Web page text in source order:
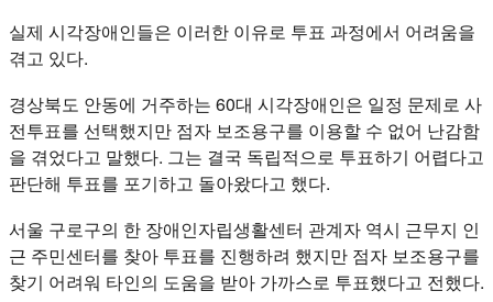
실제 시각장애인들은 이러한 이유로 투표 과정에서 어려움을
겪고 있다.
경상북도 안동에 거주하는 60대 시각장애인은 일정 문제로 사
전투표를 선택했지만 점자 보조용구를 이용할 수 없어 난감함
을 겪었다고 말했다. 그는 결국 독립적으로 투표하기 어렵다고
판단해 투표를 포기하고 돌아왔다고 했다.
서울 구로구의 한 장애인자립생활센터 관계자 역시 근무지 인
근 주민센터를 찾아 투표를 진행하려 했지만 점자 보조용구를
찾기 어려워 타인의 도움을 받아 가까스로 투표했다고 전했다.